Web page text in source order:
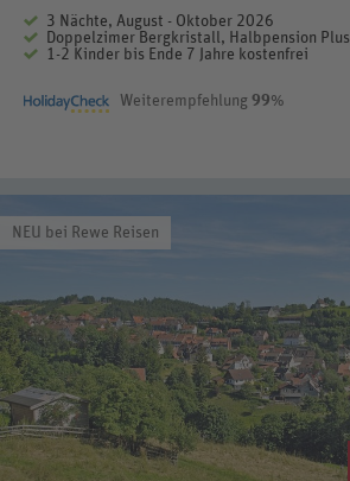
3 Nächte, August - Oktober 2026
Doppelzimer Bergkristall, Halbpension Plus
1-2 Kinder bis Ende 7 Jahre kostenfrei
Weiterempfehlung 99%
NEU bei Rewe Reisen